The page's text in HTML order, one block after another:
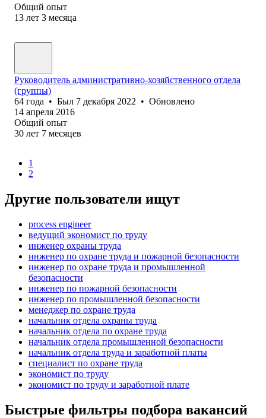
Общий опыт
13 лет 3 месяца
Руководитель административно-хозяйственного отдела
(группы)
64 года • Был 7 декабря 2022 • Обновлено
14 апреля 2016
Общий опыт
30 лет 7 месяцев
1
2
Другие пользователи ищут
process engineer
ведущий экономист по труду
инженер охраны труда
инженер по охране труда и пожарной безопасности
инженер по охране труда и промышленной
безопасности
инженер по пожарной безопасности
инженер по промышленной безопасности
менеджер по охране труда
начальник отдела охраны труда
начальник отдела по охране труда
начальник отдела промышленной безопасности
начальник отдела труда и заработной платы
специалист по охране труда
экономист по труду
экономист по труду и заработной плате
Быстрые фильтры подбора вакансий